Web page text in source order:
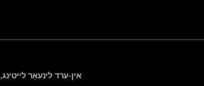
אין-ערד לינעאַר לייטינג,